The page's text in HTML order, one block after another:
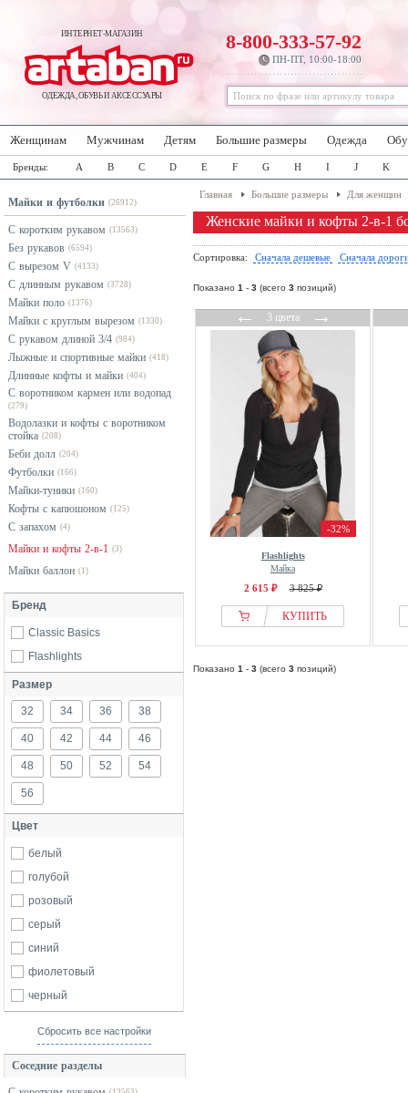
ИНТЕРНЕТ-МАГАЗИН
ОДЕЖДА, ОБУВЬ И АКСЕССУАРЫ
8-800-333-57-92
ПН-ПТ, 10:00-18:00
Женщинам Мужчинам Детям Большие размеры Одежда
Бренды: A B C D E F G H I J K
Майки и футболки (26912)
С коротким рукавом (13563)
Без рукавов (6594)
С вырезом V (4133)
С длинным рукавом (3728)
Майки поло (1376)
Майки с круглым вырезом (1330)
С рукавом длиной 3/4 (984)
Лыжные и спортивные майки (418)
Длинные кофты и майки (404)
С воротником кармен или водопад
(279)
Водолазки и кофты с воротником
стойка (208)
Беби долл (204)
Футболки (166)
Майки-туники (160)
Кофты с капюшоном (125)
С запахом (4)
Майки и кофты 2-в-1 (3)
Майки баллон (1)
Бренд
Classic Basics
Flashlights
Размер
32 34 36 38
40 42 44 46
48 50 52 54
56
Цвет
белый
голубой
розовый
серый
синий
фиолетовый
черный
Сбросить все настройки
Соседние разделы
Главная Большие размеры Для женщин
Женские майки и кофты 2-в-1
Сортировка: Сначала дешевые Сначала
Показано 1 - 3 (всего 3 позиций)
←3 цвета→
-32%
Flashlights
Майка
2 615 ₽ 3 825 ₽
КУПИТЬ
Показано 1 - 3 (всего 3 позиций)